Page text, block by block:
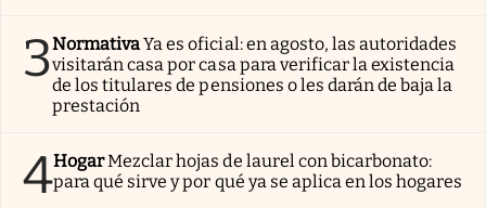
3NormativaYa es oficial: en agosto, las autoridades
visitarán casa por casa para verificar la existencia
de los titulares de pensiones o les darán de baja la
prestación
4HogarMezclar hojas de laurel con bicarbonato:
para qué sirve y por qué ya se aplica en los hogares